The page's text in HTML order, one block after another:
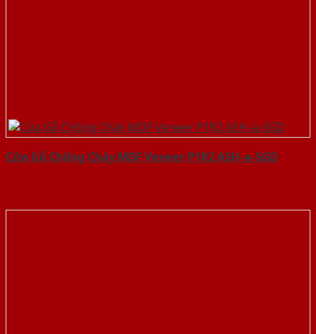
Cửa Gỗ Chống Cháy MDF Veneer P1R2 ASH-a-SGD